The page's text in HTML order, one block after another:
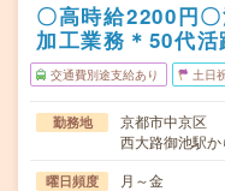
〇高時給2200円
加工業務＊50代活
交通費別途支給あり 土日
勤務地
京都市中京区
西大路御池駅
曜日頻度 月～金